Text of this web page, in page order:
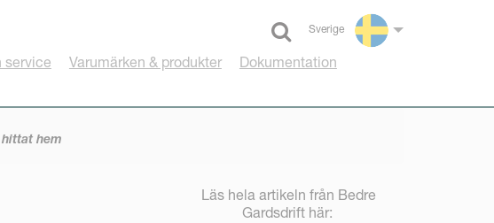
Sverige
Select language
service Varumärken & produkter Dokumentation
hem
Läs hela artikeln från Bedre
Gardsdrift här: